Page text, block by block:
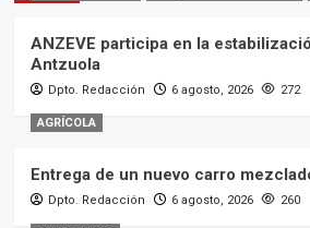
ANZEVE participa en la
Antzuola
Dpto. Redacción 6 agosto, 2026 272
AGRÍCOLA
Entrega de un nuevo carro
Dpto. Redacción 6 agosto, 2026 260